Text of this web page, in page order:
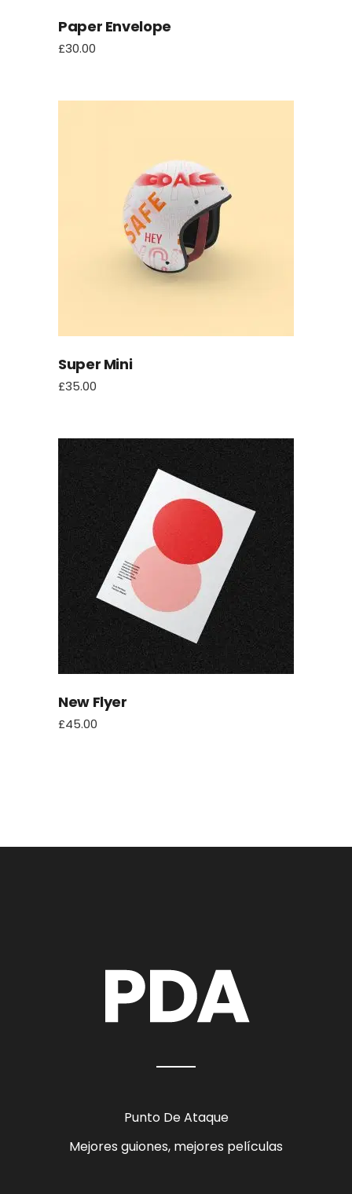
Paper Envelope
£30.00
Super Mini
£35.00
New Flyer
£45.00
Punto De Ataque
Mejores guiones, mejores películas